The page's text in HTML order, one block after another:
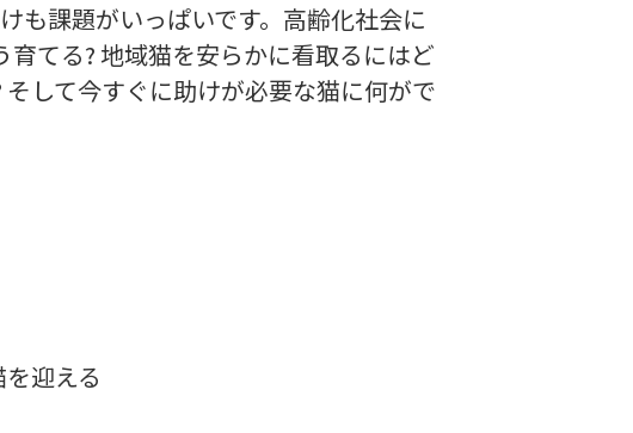
も課題がいっぱいです。高齢化社会に
てる? 地域猫を安らかに看取るにはど
して今すぐに助けが必要な猫に何がで
迎える